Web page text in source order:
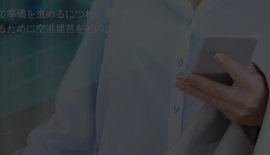
備を進めるにつれ、新
めに空港運営をどのよ